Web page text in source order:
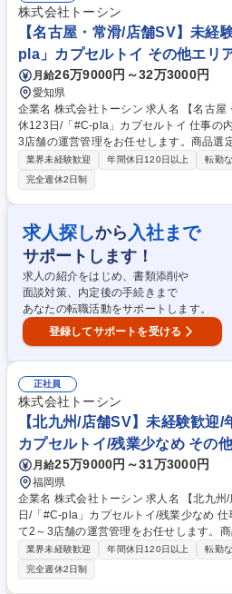
怠管理・育成、採用面接）・商品配置の検
行きを踏まえて、適切な商品配置を行います）など 募集職
良/店舗SV】未経験歓迎/年休123日/「#C-
株式会社トーシン
【名古屋・常滑/店舗SV】未経
pla」カプセルトイ その他エリ
月給26万9000円～32万3000円
愛知県
企業名 株式会社トーシン 求人名 【名古屋・常滑/店舗SV】未経験歓迎/年
休123日/「#C-pla」カプセルトイ 仕事の内容 「#C-pla」のSVとして2～
3店舗の運営管理をお任せします。商品選
ト等、業務は多岐にわたりますので裁量
とが叶います。変更の範囲:当社業務全般 【業務詳細】・カプセルトイの
商品選定（仕入れた商品の中から、自店
発注を行います） ・イベント企画（季節
金銭管理（両替機の釣銭準備）・収益管
勤怠管理・育成、採用面接）・商品配置
れ行きを踏まえて、適切な商品配置を行います）など
屋・常滑/店舗SV】未経験歓迎/年休123
業界未経験歓迎 年間休日120日以上 転勤な
完全週休2日制
求人探しから 入社まで
サポートします！
求人の紹介をはじめ、書類添削や
面談対策、内定後の手続きまで
あなたの転職活動をサポートします。
登録してサポートを受ける
正社員
株式会社トーシン
【北九州/店舗SV】未経験歓迎/
カプセルトイ/残業少なめ その
月給25万9000円～31万3000円
福岡県
企業名 株式会社トーシン 求人名 【北九州/店舗SV】未経験歓迎/年休123
日/「#C-pla」カプセルトイ/残業少なめ 仕事の内容 「#C-pla」のSVとし
て2～3店舗の運営管理をお任せします。
メント等、業務は多岐にわたりますので
むことが叶います。変更の範囲:当社業務全般 【業務詳細】・カプセ
イの商品選定（仕入れた商品の中から、
業界未経験歓迎 年間休日120日以上 転勤な
完全週休2日制